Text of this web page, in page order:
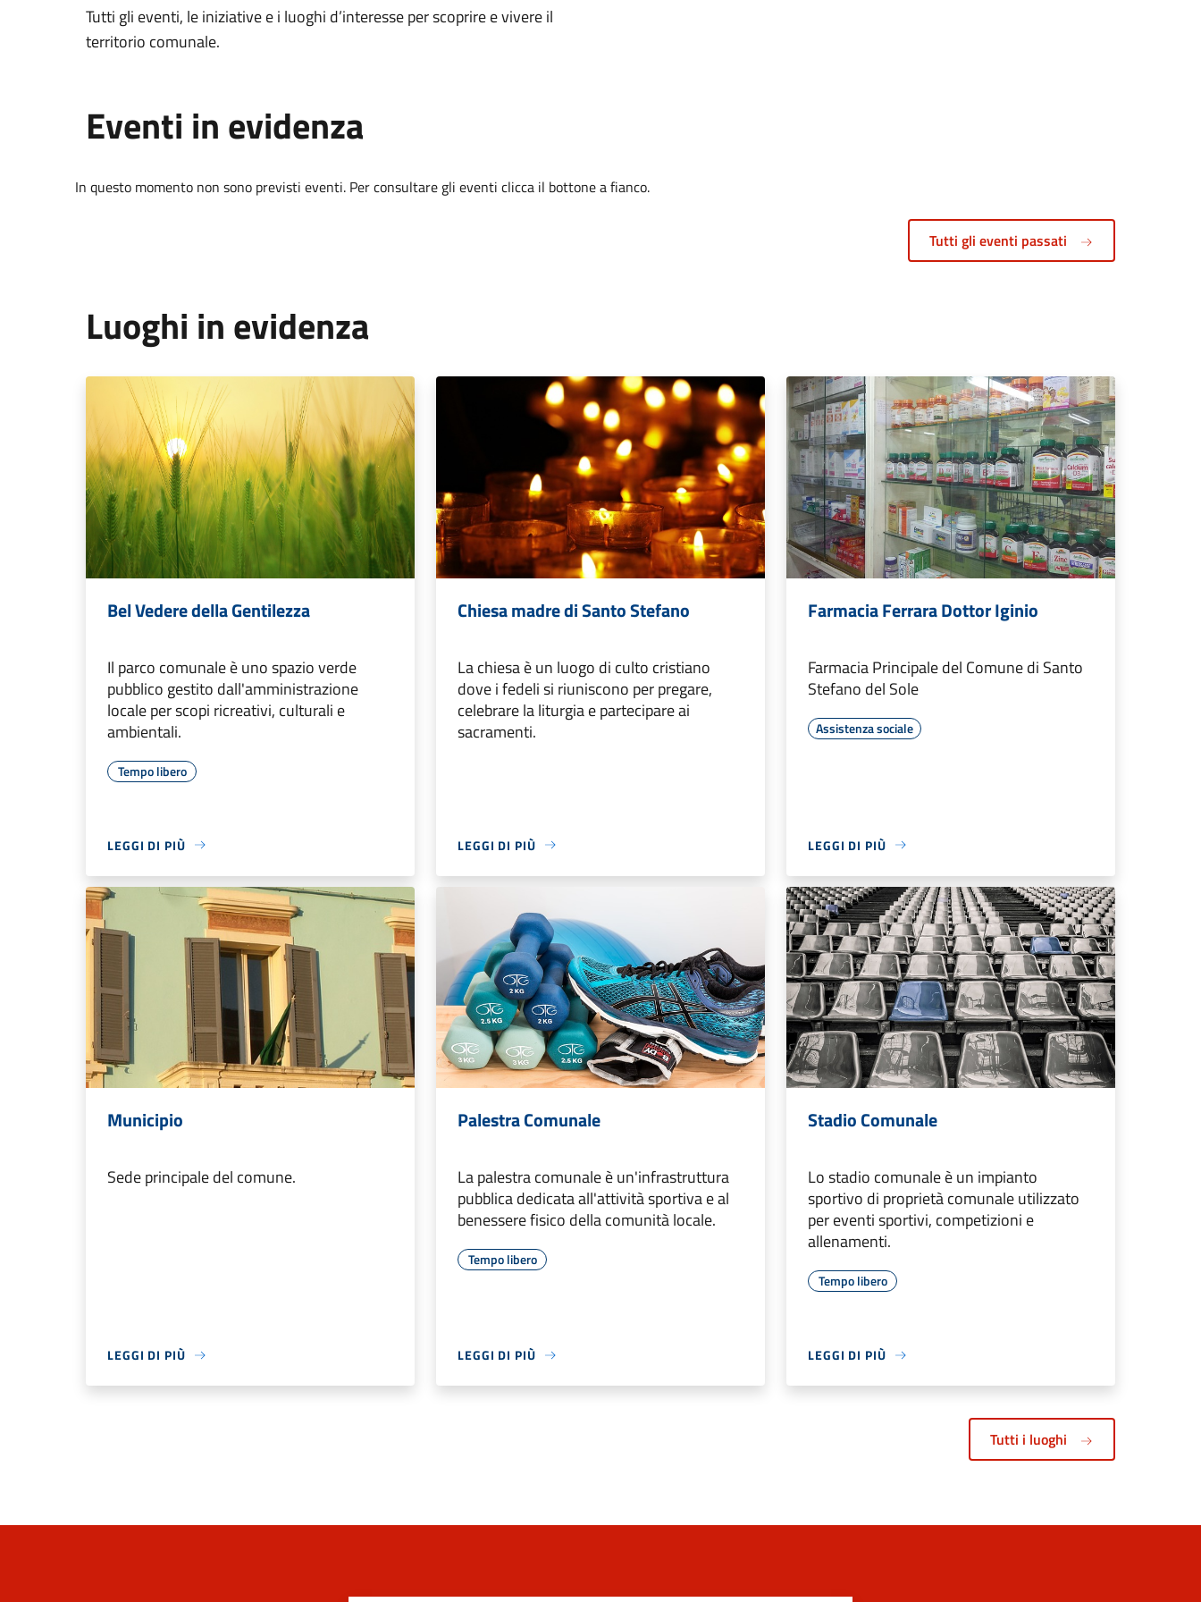
Tutti gli eventi, le iniziative e i luoghi d’interesse per scoprire e vivere il
territorio comunale.
Eventi in evidenza
In questo momento non sono previsti eventi. Per consultare gli eventi clicca il bottone a fianco.
Tutti gli eventi passati
Luoghi in evidenza
Bel Vedere della Gentilezza
Il parco comunale è uno spazio verde
pubblico gestito dall'amministrazione
locale per scopi ricreativi, culturali e
ambientali.
Tempo libero
LEGGI DI PIÙ
Chiesa madre di Santo Stefano
La chiesa è un luogo di culto cristiano
dove i fedeli si riuniscono per pregare,
celebrare la liturgia e partecipare ai
sacramenti.
LEGGI DI PIÙ
Farmacia Ferrara Dottor Iginio
Farmacia Principale del Comune di Santo
Stefano del Sole
Assistenza sociale
LEGGI DI PIÙ
Municipio
Sede principale del comune.
LEGGI DI PIÙ
Palestra Comunale
La palestra comunale è un'infrastruttura
pubblica dedicata all'attività sportiva e al
benessere fisico della comunità locale.
Tempo libero
LEGGI DI PIÙ
Stadio Comunale
Lo stadio comunale è un impianto
sportivo di proprietà comunale utilizzato
per eventi sportivi, competizioni e
allenamenti.
Tempo libero
LEGGI DI PIÙ
Tutti i luoghi